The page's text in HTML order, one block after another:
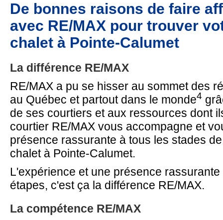
De bonnes raisons de faire
avec RE/MAX pour trouver
chalet à Pointe-Calumet
La différence RE/MAX
RE/MAX a pu se hisser au sommet des
au Québec et partout dans le monde4
de ses courtiers et aux ressources dont
courtier RE/MAX vous accompagne et
présence rassurante à tous les stades
chalet à Pointe-Calumet.
L'expérience et une présence
étapes, c'est ça la différence RE/MAX.
La compétence RE/MAX